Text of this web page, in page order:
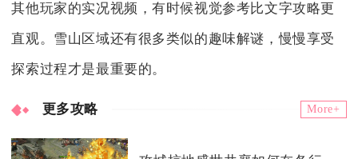
其他玩家的实况视频，有时候视觉参考比文字攻略更
直观。雪山区域还有很多类似的趣味解谜，慢慢享受
探索过程才是最重要的。
更多攻略 More+